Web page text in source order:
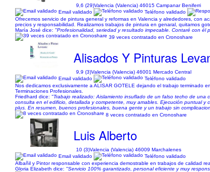
9,6 (29)Valencia (Valencia) 46015 Campanar Beniferri
Email validado
Teléfono validado
Ofrecemos servicio de pintura general y reformas en Valencia y alrededores, con
precios y responsabilidad. Realizamos trabajos de pintura en genaral, quitamos
María José dice: "Profesionalidad, seriedad y resultado impecable. Contaré con él
39 veces contratado en Cronoshare
Alisados Y Pinturas
9,9 (3)Valencia (Valencia) 46001 Mercado Central
Email validado
Teléfono validado
Nos dedicamos exclusivamente a ALISAR GOTELE dejando el trabajo terminado
Terminaciones Profesionales.
Friedhard dice: "Trabajo realizado: Aislamiento insuflado de un falso techo de
consulta en el edificio, detallada y competente, muy amables. Ejecución puntual
plus. En resumen, buenos profesionales, buena gente y un trabajo sin
8 veces contratado en Cronoshare
Luis Alberto
10 (3)Valencia (Valencia) 46009 Marchalenes
Email validado
Teléfono validado
Albañil y Pintor responsable con experiencia demostrable en trabajos de calidad
Gloria Elizabeth dice: "Servicio 100% garantizado, personal eficiente y muy